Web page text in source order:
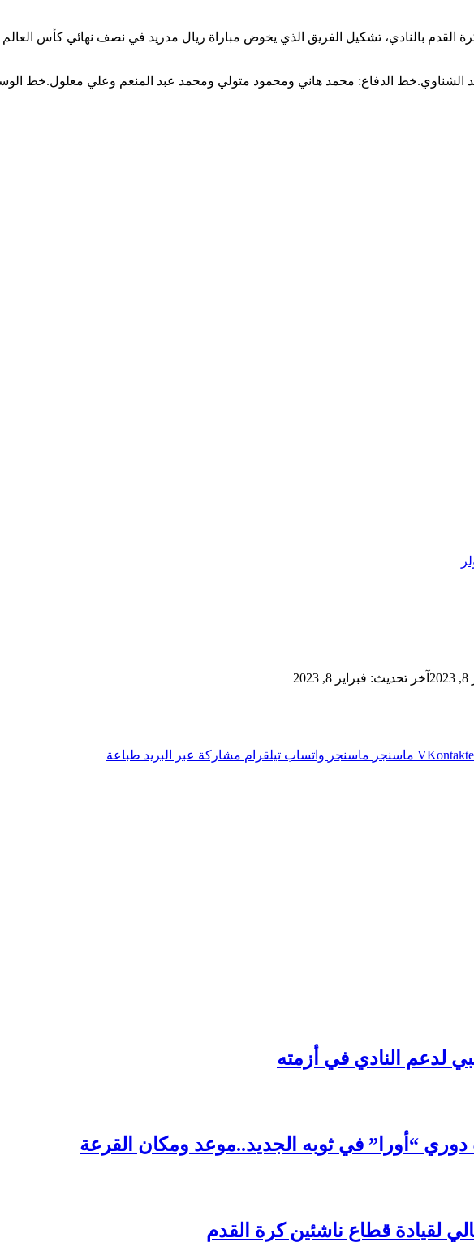
القدم بالنادي، تشكيل الفريق الذي يخوض مباراة ريال مدريد في نصف نهائي كأس العالم
الشناوي.خط الدفاع: محمد هاني ومحمود متولي ومحمد عبد المنعم وعلي معلول.خط
آخر تحديث: فبراير 8, 2023
ماسنجر ماسنجر واتساب تيلقرام مشاركة عبر البريد طباعة
لدعم النادي في أزمته
“أورا” في ثوبه الجديد..موعد ومكان القرعة
لقيادة قطاع ناشئين كرة القدم